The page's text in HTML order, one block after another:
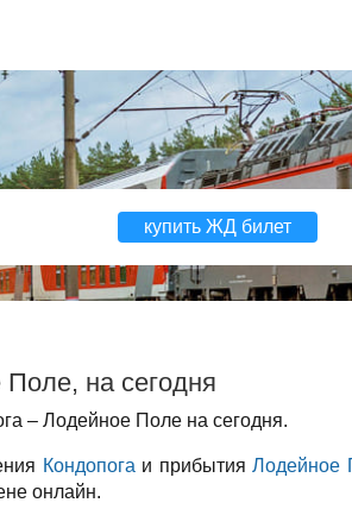
купить ЖД билет
на сегодня
– Лодейное Поле на сегодня.
Кондопога и прибытия Лодейное
онлайн.